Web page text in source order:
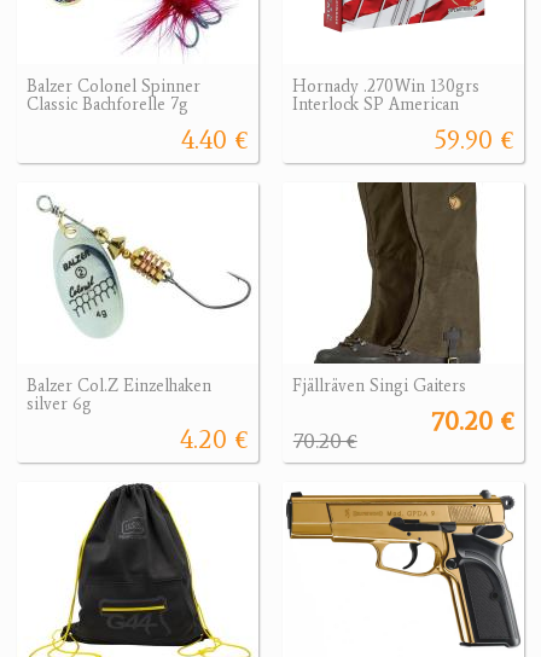
Balzer Colonel Spinner
Classic Bachforelle 7g
4.40 €
Hornady .270Win 130grs
Interlock SP American
59.90 €
Balzer Col.Z Einzelhaken
silver 6g
4.20 €
Fjällräven Singi Gaiters
70.20 €
70.20 €